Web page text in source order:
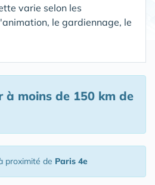
varie selon les
le gardiennage, le
à moins de 150 km de
proximité de Paris 4e